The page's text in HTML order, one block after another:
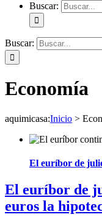
Buscar:
Buscar:
Economía
aquimicasa:Inicio >
El euríbor de
El euríbor de
euros la